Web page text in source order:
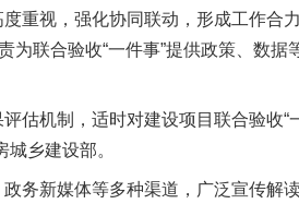
视，强化协同联动，形成工作合力
为联合验收“一件事”提供政策、数据
估机制，适时对建设项目联合验收“
乡建设部。
务新媒体等多种渠道，广泛宣传解